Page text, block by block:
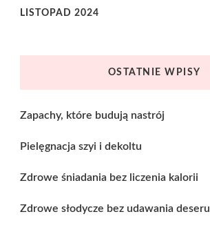
LISTOPAD 2024
OSTATNIE WPISY
Zapachy, które budują nastrój
Pielęgnacja szyi i dekoltu
Zdrowe śniadania bez liczenia kalorii
Zdrowe słodycze bez udawania deseru